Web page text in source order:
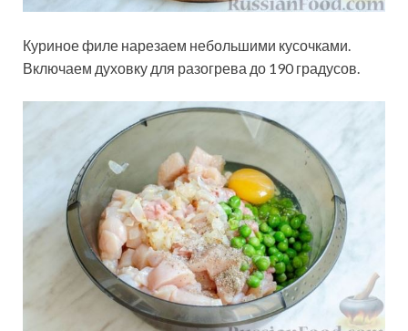
Куриное филе нарезаем небольшими кусочками.
Включаем духовку для разогрева до 190 градусов.